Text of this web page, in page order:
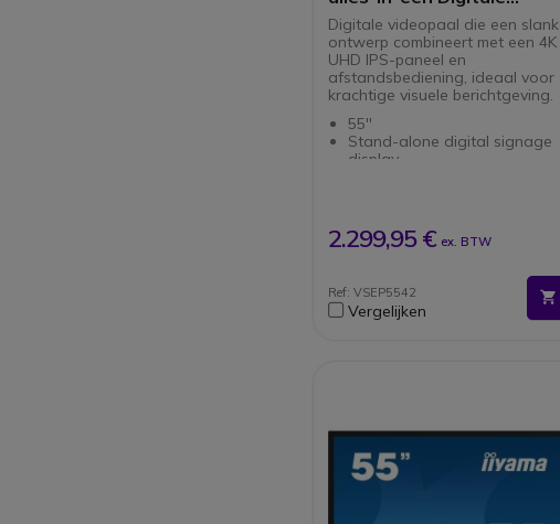
ePoster
Digitale videopaal die een slank
ontwerp combineert met een 4K
UHD IPS-paneel en
afstandsbediening, ideaal voor
krachtige visuele berichtgeving.
55''
Stand-alone digital signage
display
uitzonderlijke helderheid
Volledige afstandsbediening
Volledige afstandsbediening
via RS232-commando's op
core mediaspeler
2.299,95 € ex. BTW
Ref: VSEP5542
Vergelijken